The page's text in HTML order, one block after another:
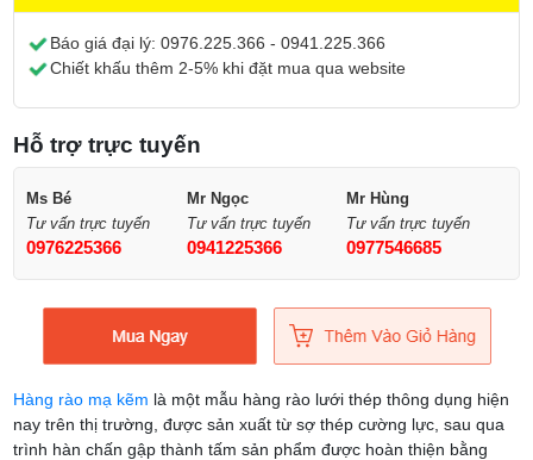
Báo giá đại lý: 0976.225.366 - 0941.225.366
Chiết khấu thêm 2-5% khi đặt mua qua website
Hỗ trợ trực tuyến
Ms Bé
Tư vấn trực tuyến
0976225366
Mr Ngọc
Tư vấn trực tuyến
0941225366
Mr Hùng
Tư vấn trực tuyến
0977546685
Hàng rào mạ kẽm là một mẫu hàng rào lưới thép thông dụng hiện
nay trên thị trường, được sản xuất từ sợ thép cường lực, sau qua
trình hàn chấn gập thành tấm sản phẩm được hoàn thiện bằng